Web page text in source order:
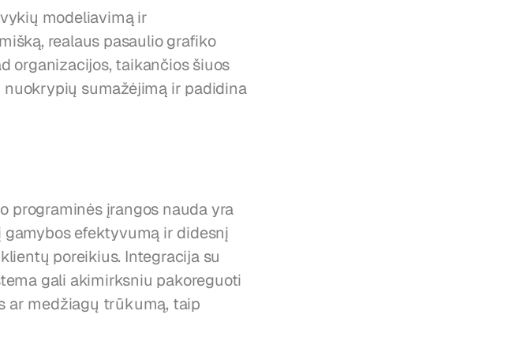
modeliavimą ir
realaus pasaulio grafiko
organizacijos, taikančios šiuos
sumažėjimą ir padidina
programinės įrangos nauda yra
gamybos efektyvumą ir didesnį
poreikius. Integracija su
gali akimirksniu pakoreguoti
ar medžiagų trūkumą, taip